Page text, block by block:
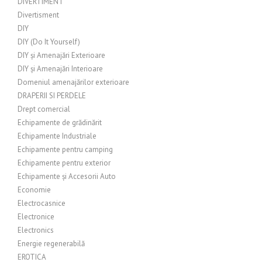
Divertisment
DIY
DIY (Do It Yourself)
DIY și Amenajări Exterioare
DIY și Amenajări Interioare
Domeniul amenajărilor exterioare
DRAPERII SI PERDELE
Drept comercial
Echipamente de grădinărit
Echipamente Industriale
Echipamente pentru camping
Echipamente pentru exterior
Echipamente și Accesorii Auto
Economie
Electrocasnice
Electronice
Electronics
Energie regenerabilă
EROTICA